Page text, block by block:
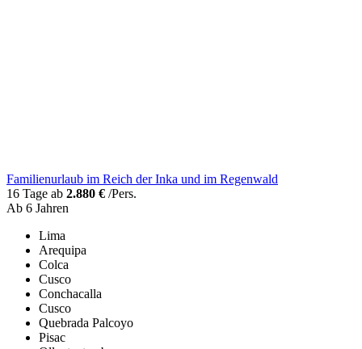
Familienurlaub im Reich der Inka und im Regenwald
16 Tage ab 2.880 € /Pers.
Ab 6 Jahren
Lima
Arequipa
Colca
Cusco
Conchacalla
Cusco
Quebrada Palcoyo
Pisac